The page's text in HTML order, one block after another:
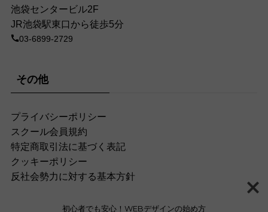
池袋センタービル2F
JR池袋駅東口から徒歩5分
03-6899-2729
その他
プライバシーポリシー
スクール会員規約
特定商取引法に基づく表記
クッキーポリシー
反社会勢力に対する基本方針
初心者でも安心！WEBデザインの始め方